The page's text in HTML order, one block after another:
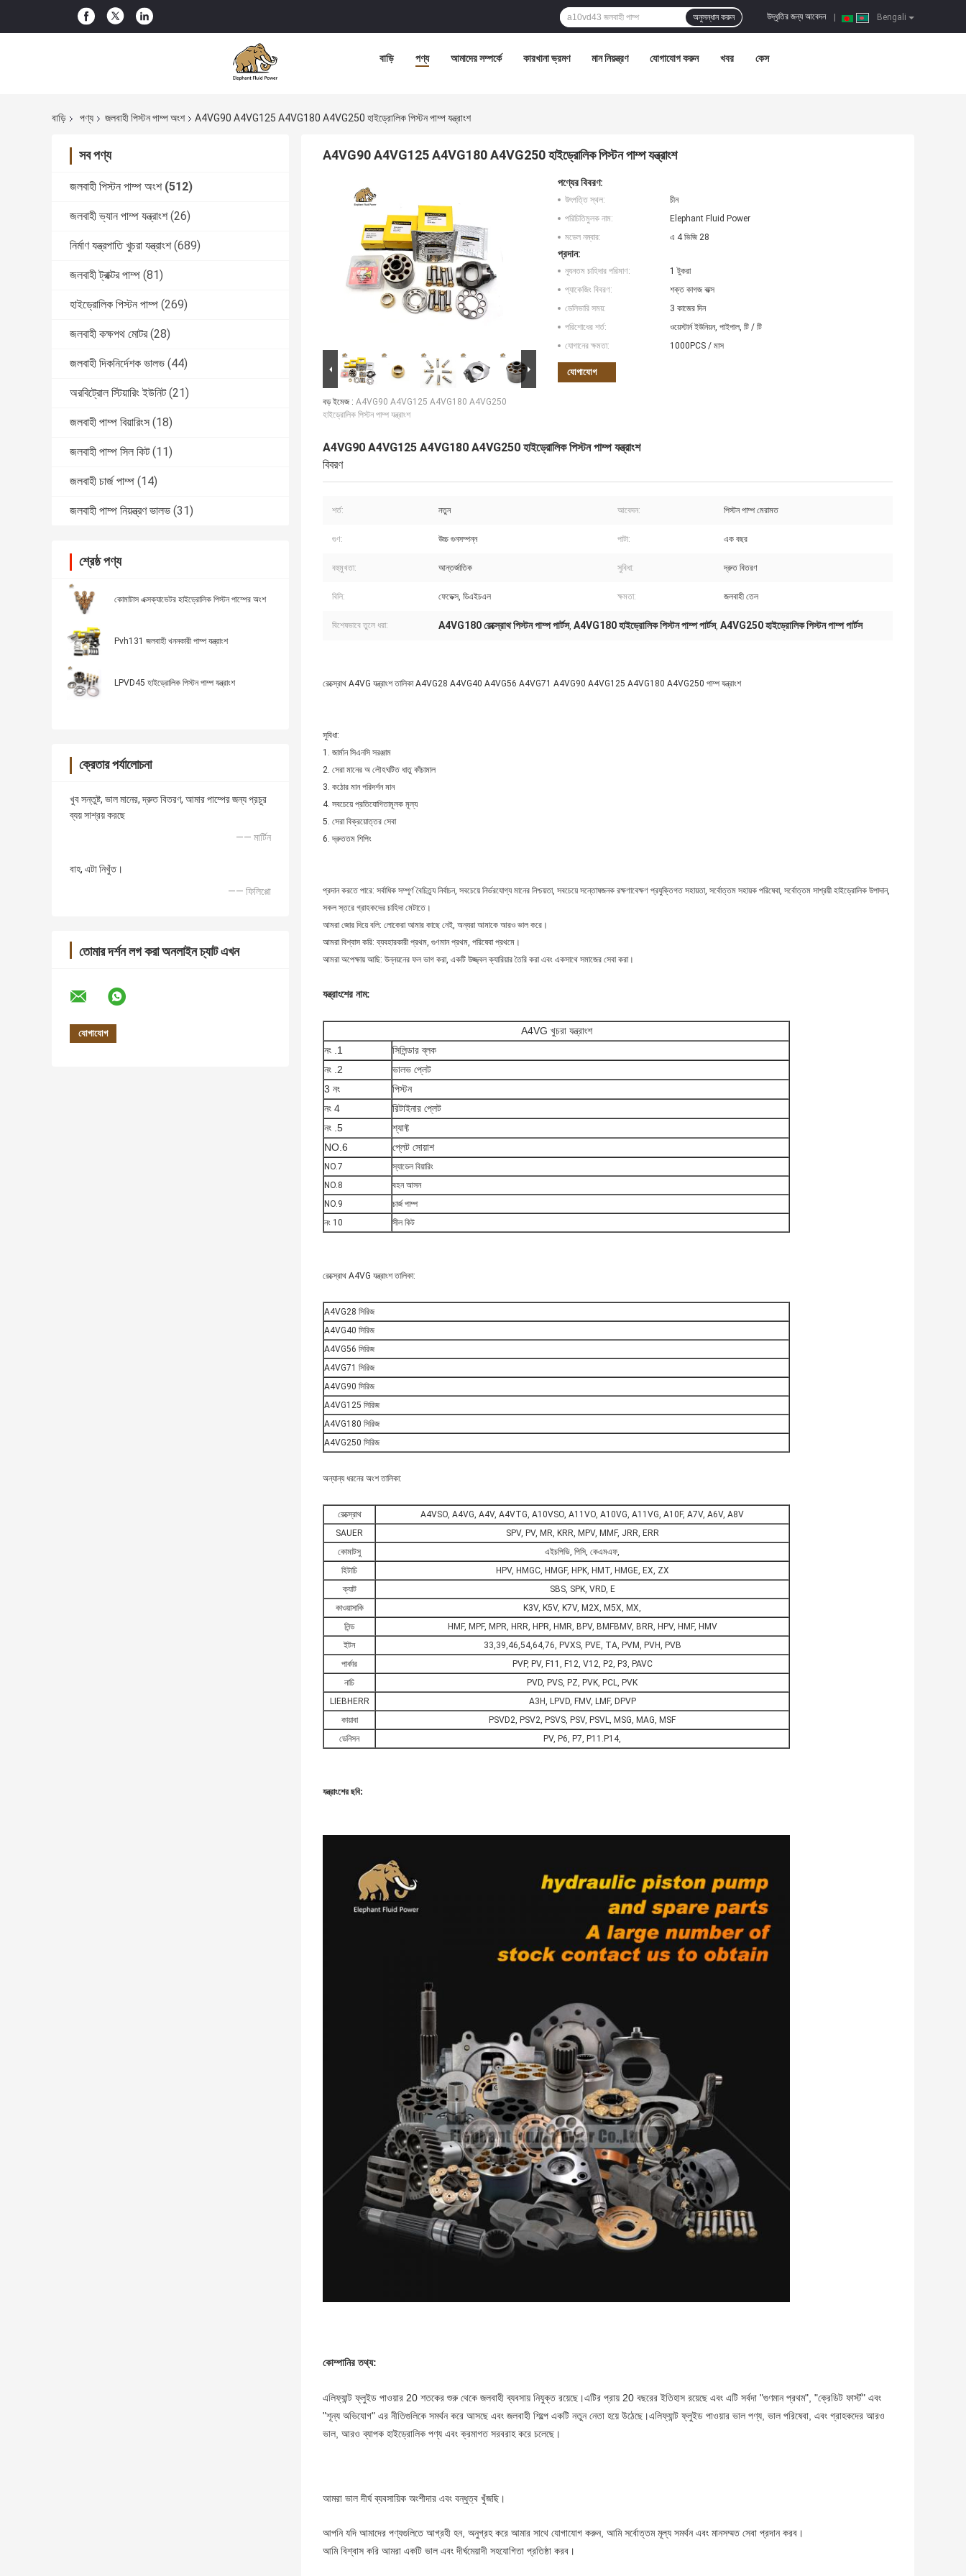
Bengali
উদ্ধৃতির জন্য আবেদন
অনুসন্ধান করুন
বাড়ি পণ্য আমাদের সম্পর্কে কারখানা ভ্রমণ মান নিয়ন্ত্রণ যোগাযোগ করুন খবর কেস
বাড়ি পণ্য জলবাহী পিস্টন পাম্প অংশ A4VG90 A4VG125 A4VG180 A4VG250 হাইড্রোলিক পিস্টন পাম্প যন্ত্রাংশ
সব পণ্য
জলবাহী পিস্টন পাম্প অংশ (512)
জলবাহী ভ্যান পাম্প যন্ত্রাংশ (26)
নির্মাণ যন্ত্রপাতি খুচরা যন্ত্রাংশ (689)
জলবাহী ট্রাক্টর পাম্প (81)
হাইড্রোলিক পিস্টন পাম্প (269)
জলবাহী কক্ষপথ মোটর (28)
জলবাহী দিকনির্দেশক ভালভ (44)
অরবিট্রোল স্টিয়ারিং ইউনিট (21)
জলবাহী পাম্প বিয়ারিংস (18)
জলবাহী পাম্প সিল কিট (11)
জলবাহী চার্জ পাম্প (14)
জলবাহী পাম্প নিয়ন্ত্রণ ভালভ (31)
শ্রেষ্ঠ পণ্য
কোমাটাস এক্সক্যাভেটর হাইড্রোলিক পিস্টন পাম্পের অংশ
Pvh131 জলবাহী খননকারী পাম্প যন্ত্রাংশ
LPVD45 হাইড্রোলিক পিস্টন পাম্প যন্ত্রাংশ
ক্রেতার পর্যালোচনা
খুব সন্তুষ্ট, ভাল মানের, দ্রুত বিতরণ, আমার পাম্পের জন্য প্রচুর
ব্যয় সাশ্রয় করছে
—— মার্টিন
বাহ, এটা নিখুঁত।
—— ফিলিপ্পো
তোমার দর্শন লগ করা অনলাইন চ্যাট এখন
A4VG90 A4VG125 A4VG180 A4VG250 হাইড্রোলিক পিস্টন পাম্প যন্ত্রাংশ
বড় ইমেজ : A4VG90 A4VG125 A4VG180 A4VG250
হাইড্রোলিক পিস্টন পাম্প যন্ত্রাংশ
পণ্যের বিবরণ:
উৎপত্তি স্থল:
চীন
পরিচিতিমুলক নাম:
Elephant Fluid Power
মডেল নম্বার:
এ 4 ভিজি 28
প্রদান:
ন্যূনতম চাহিদার পরিমাণ:
1 টুকরা
প্যাকেজিং বিবরণ:
শক্ত কাগজ বাক্স
ডেলিভারি সময়:
3 কাজের দিন
পরিশোধের শর্ত:
ওয়েস্টার্ন ইউনিয়ন, পাইপাল, টি / টি
যোগানের ক্ষমতা:
1000PCS / মাস
যোগাযোগ
A4VG90 A4VG125 A4VG180 A4VG250 হাইড্রোলিক পিস্টন পাম্প যন্ত্রাংশ
বিবরণ
শর্ত: নতুন আবেদন: পিস্টন পাম্প মেরামত
গুণ: উচ্চ গুনসম্পন্ন পাটা: এক বছর
বহুমুখতা: আন্তর্জাতিক সুবিধা: দ্রুত বিতরণ
বিলি: ফেডেক্স, ডিএইচএল ক্ষমতা: জলবাহী তেল
বিশেষভাবে তুলে ধরা: A4VG180 রেক্স্রোথ পিস্টন পাম্প পার্টস, A4VG180 হাইড্রোলিক পিস্টন পাম্প পার্টস, A4VG250 হাইড্রোলিক পিস্টন পাম্প পার্টস
রেক্স্রোথ A4VG যন্ত্রাংশ তালিকা A4VG28 A4VG40 A4VG56 A4VG71 A4VG90 A4VG125 A4VG180 A4VG250 পাম্প যন্ত্রাংশ
সুবিধা:
1. জার্মান সিএনসি সরঞ্জাম
2. সেরা মানের অ লৌহঘটিত ধাতু কাঁচামাল
3. কঠোর মান পরিদর্শন মান
4. সবচেয়ে প্রতিযোগিতামূলক মূল্য
5. সেরা বিক্রয়োত্তর সেবা
6. দ্রুততম শিপিং
প্রদান করতে পারে: সর্বাধিক সম্পূর্ণ বৈচিত্র্য নির্বাচন, সবচেয়ে নির্ভরযোগ্য মানের নিশ্চয়তা, সবচেয়ে সন্তোষজনক রক্ষণাবেক্ষণ প্রযুক্তিগত সহায়তা, সর্বোত্তম সহায়ক পরিষেবা, সর্বোত্তম সাশ্রয়ী হাইড্রোলিক উপাদান,
সকল স্তরে গ্রাহকদের চাহিদা মেটাতে।
আমরা জোর দিয়ে বলি: লোকেরা আমার কাছে নেই, অন্যরা আমাকে আরও ভাল করে।
আমরা বিশ্বাস করি: ব্যবহারকারী প্রথম, গুণমান প্রথম, পরিষেবা প্রথমে।
আমরা অপেক্ষায় আছি: উন্নয়নের ফল ভাগ করা, একটি উজ্জ্বল ক্যারিয়ার তৈরি করা এবং একসাথে সমাজের সেবা করা।
যন্ত্রাংশের নাম:
A4VG খুচরা যন্ত্রাংশ
নং .1
সিলিন্ডার ব্লক
নং .2
ভালভ প্লেট
3 নং
পিস্টন
নং 4
রিটাইনার প্লেট
নং .5
শ্যাফ্ট
NO.6
প্লেট সোয়াশ
NO.7
স্যাডেল বিয়ারিং
NO.8
বহন আসন
NO.9
চার্জ পাম্প
নং 10
সীল কিট
রেক্স্রোথ A4VG যন্ত্রাংশ তালিকা:
A4VG28 সিরিজ
A4VG40 সিরিজ
A4VG56 সিরিজ
A4VG71 সিরিজ
A4VG90 সিরিজ
A4VG125 সিরিজ
A4VG180 সিরিজ
A4VG250 সিরিজ
অন্যান্য ধরনের অংশ তালিকা:
রেক্স্রোথ
A4VSO, A4VG, A4V, A4VTG, A10VSO, A11VO, A10VG, A11VG, A10F, A7V, A6V, A8V
SAUER
SPV, PV, MR, KRR, MPV, MMF, JRR, ERR
কোমাটসু
এইচপিভি, পিসি, কেএমএফ,
হিটাচি
HPV, HMGC, HMGF, HPK, HMT, HMGE, EX, ZX
ক্যাট
SBS, SPK, VRD, E
কাওয়াসাকি
K3V, K5V, K7V, M2X, M5X, MX,
লিন্ড
HMF, MPF, MPR, HRR, HPR, HMR, BPV, BMFBMV, BRR, HPV, HMF, HMV
ইটন
33,39,46,54,64,76, PVXS, PVE, TA, PVM, PVH, PVB
পার্কার
PVP, PV, F11, F12, V12, P2, P3, PAVC
নাচি
PVD, PVS, PZ, PVK, PCL, PVK
LIEBHERR
A3H, LPVD, FMV, LMF, DPVP
কায়াবা
PSVD2, PSV2, PSVS, PSV, PSVL, MSG, MAG, MSF
ডেনিসন
PV, P6, P7, P11.P14,
যন্ত্রাংশের ছবি:
কোম্পানির তথ্য:
এলিফ্যান্ট ফ্লুইড পাওয়ার 20 শতকের শুরু থেকে জলবাহী ব্যবসায় নিযুক্ত রয়েছে।এটির প্রায় 20 বছরের ইতিহাস রয়েছে এবং এটি সর্বদা "গুণমান প্রথম", "ক্রেডিট ফার্স্ট" এবং
"শূন্য অভিযোগ" এর নীতিগুলিকে সমর্থন করে আসছে এবং জলবাহী শিল্পে একটি নতুন নেতা হয়ে উঠেছে।এলিফ্যান্ট ফ্লুইড পাওয়ার ভাল পণ্য, ভাল পরিষেবা, এবং গ্রাহকদের আরও
ভাল, আরও ব্যাপক হাইড্রোলিক পণ্য এবং ক্রমাগত সরবরাহ করে চলেছে।
আমরা ভাল দীর্ঘ ব্যবসায়িক অংশীদার এবং বন্ধুত্ব খুঁজছি।
আপনি যদি আমাদের পণ্যগুলিতে আগ্রহী হন, অনুগ্রহ করে আমার সাথে যোগাযোগ করুন, আমি সর্বোত্তম মূল্য সমর্থন এবং মানসম্মত সেবা প্রদান করব।
আমি বিশ্বাস করি আমরা একটি ভাল এবং দীর্ঘমেয়াদী সহযোগিতা প্রতিষ্ঠা করব।